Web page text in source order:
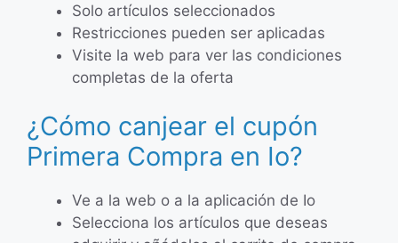
Solo artículos seleccionados
Restricciones pueden ser aplicadas
Visite la web para ver las condiciones
completas de la oferta
¿Cómo canjear el cupón
Primera Compra en Io?
Ve a la web o a la aplicación de Io
Selecciona los artículos que deseas